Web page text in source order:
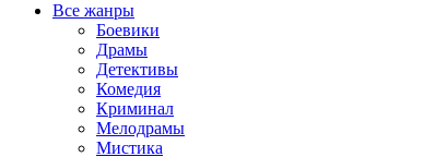
Все жанры
Боевики
Драмы
Детективы
Комедия
Криминал
Мелодрамы
Мистика